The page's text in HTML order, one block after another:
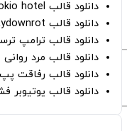
دانلود قالب Dancing In The Dark - tokio hotel
دانلود قالب hunter eyes (super Slowed) - laydownrot
دانلود قالب ترامپ
دانلود قالب مرد روانی
دانلود قالب رفاقت
دانلود قالب یوتیوبر